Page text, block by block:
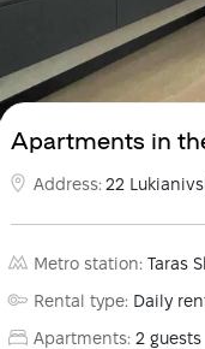
Apartments in
Address: 22
Metro station: Taras
Rental type: Daily
Apartments: 2 guests